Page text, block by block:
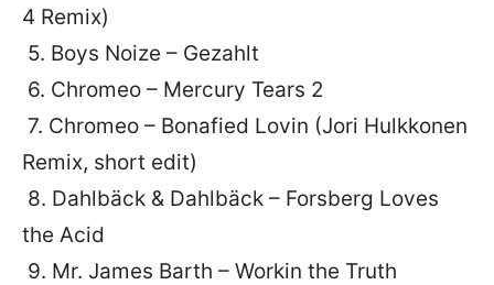
4 Remix)
5. Boys Noize – Gezahlt
6. Chromeo – Mercury Tears 2
7. Chromeo – Bonafied Lovin (Jori Hulkkonen
Remix, short edit)
8. Dahlbäck & Dahlbäck – Forsberg Loves
the Acid
9. Mr. James Barth – Workin the Truth